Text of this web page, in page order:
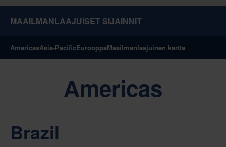
MAAILMANLAAJUISET SIJAINNIT
AmericasAsia-PacificEurooppaMaailmanlaajuinen kartta
Americas
Brazil